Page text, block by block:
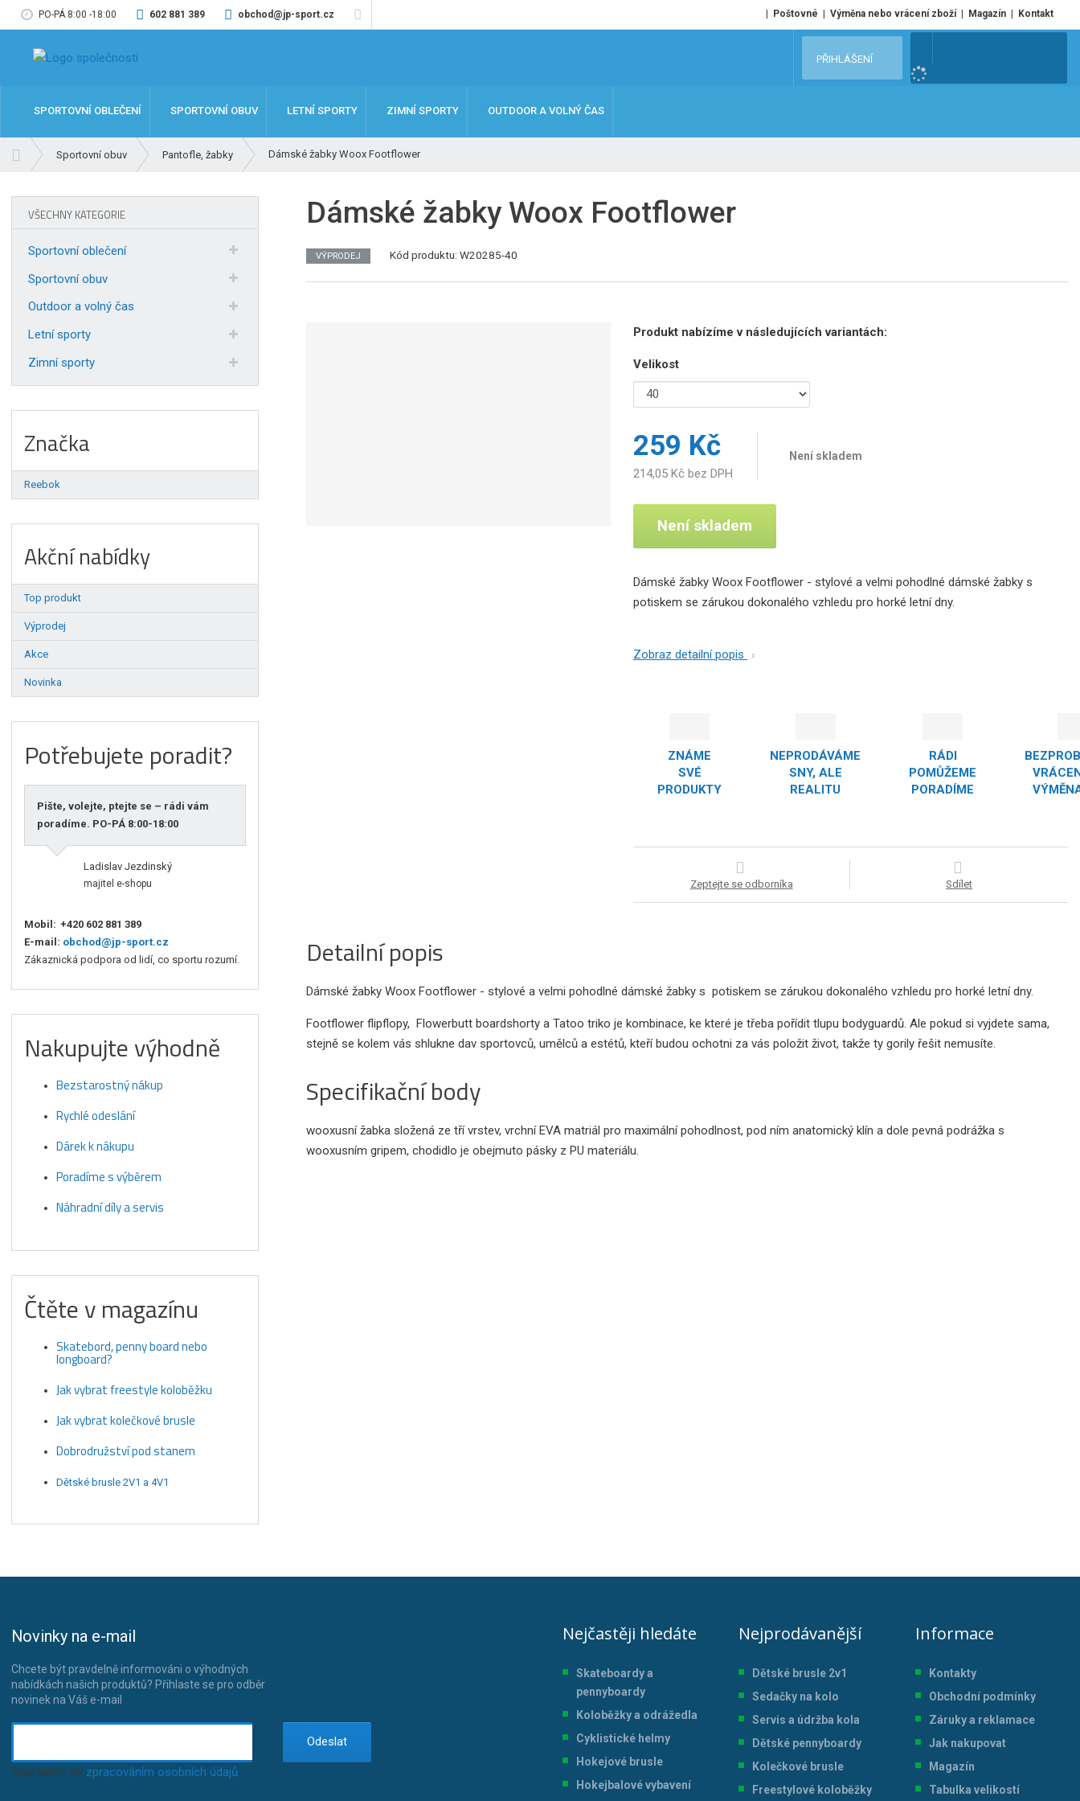
PO-PÁ 8:00 -18:00 602 881 389 obchod@jp-sport.cz Poštovné Výměna nebo vrácení zboží Magazín Kontakt
e
PŘIHLÁŠENÍ
SPORTOVNÍ OBLEČENÍ SPORTOVNÍ OBUV LETNÍ SPORTY ZIMNÍ SPORTY OUTDOOR A VOLNÝ ČAS
Sportovní obuv Pantofle, žabky Dámské žabky Woox Footflower
Dámské žabky Woox Footflower
VÝPRODEJ Kód produktu: W20285-40
Produkt nabízíme v následujících variantách:
Velikost
259 Kč
214,05 Kč bez DPH
Není skladem
Není skladem
Dámské žabky Woox Footflower - stylové a velmi pohodlné dámské žabky s
potiskem se zárukou dokonalého vzhledu pro horké letní dny.
Zobraz detailní popis
ZNÁME
SVÉ
PRODUKTY
NEPRODÁVÁME
SNY, ALE
REALITU
RÁDI
POMŮŽEME
PORADÍME
Zeptejte se odborníka Sdílet
Detailní popis
Dámské žabky Woox Footflower - stylové a velmi pohodlné dámské žabky s potiskem se zárukou dokonalého vzhledu pro horké letní dny.
Footflower flipflopy, Flowerbutt boardshorty a Tatoo triko je kombinace, ke které je třeba pořídit tlupu bodyguardů. Ale pokud si vyjdete sama,
stejně se kolem vás shlukne dav sportovců, umělců a estétů, kteří budou ochotni za vás položit život, takže ty gorily řešit nemusíte.
Specifikační body
wooxusní žabka složená ze tří vrstev, vrchní EVA matriál pro maximální pohodlnost, pod ním anatomický klín a dole pevná podrážka s
wooxusním gripem, chodidlo je obejmuto pásky z PU materiálu.
VŠECHNY KATEGORIE
Sportovní oblečení
Sportovní obuv
Outdoor a volný čas
Letní sporty
Zimní sporty
Značka
Reebok
Akční nabídky
Top produkt
Výprodej
Akce
Novinka
Potřebujete poradit?
Pište, volejte, ptejte se – rádi vám
poradíme. PO-PÁ 8:00-18:00
Ladislav Jezdinský
majitel e-shopu
Mobil: +420 602 881 389
E-mail: obchod@jp-sport.cz
Zákaznická podpora od lidí, co sportu rozumí.
Nakupujte výhodně
Bezstarostný nákup
Rychlé odeslání
Dárek k nákupu
Poradíme s výběrem
Náhradní díly a servis
Čtěte v magazínu
Skatebord, penny board nebo
longboard?
Jak vybrat freestyle koloběžku
Jak vybrat kolečkové brusle
Dobrodružství pod stanem
Dětské brusle 2V1 a 4V1
Novinky na e-mail
Chcete být pravdelně informováni o výhodných
nabídkách našich produktů? Přihlaste se pro odběr
novinek na Váš e-mail
Odeslat
Souhlasím se zpracováním osobních údajů.
Nejčastěji hledáte
Skateboardy a
pennyboardy
Koloběžky a odrážedla
Cyklistické helmy
Hokejové brusle
Hokejbalové vybavení
Nejprodávanější
Dětské brusle 2v1
Sedačky na kolo
Servis a údržba kola
Dětské pennyboardy
Kolečkové brusle
Freestylové koloběžky
Informace
Kontakty
Obchodní podmínky
Záruky a reklamace
Jak nakupovat
Magazín
Tabulka velikostí